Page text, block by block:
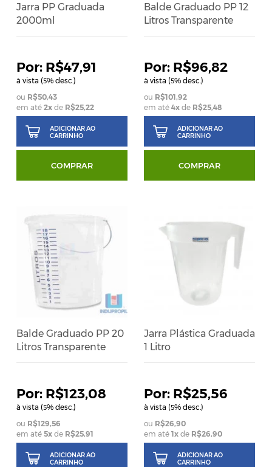
Jarra PP Graduada
2000ml
R$47,91
à vista (5% desc.)
R$50,43
em até2x de R$25,22
ADICIONAR AO
CARRINHO
COMPRAR
Balde Graduado PP 12
Litros Transparente
R$96,82
à vista (5% desc.)
R$101,92
em até 4xde R$25,48
ADICIONAR AO
CARRINHO
COMPRAR
Balde Graduado PP 20
Litros Transparente
R$123,08
à vista (5% desc.)
R$129,56
em até5x de R$25,91
ADICIONAR AO
CARRINHO
Jarra Plástica Graduada
1 Litro
R$25,56
à vista (5% desc.)
R$26,90
em até 1xde R$26,90
ADICIONAR AO
CARRINHO